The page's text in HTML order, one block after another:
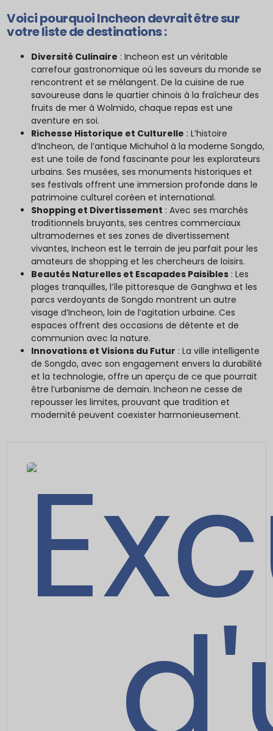
Voici pourquoi Incheon devrait être sur
votre liste de destinations :
Diversité Culinaire : Incheon est un véritable
carrefour gastronomique où les saveurs du monde se
rencontrent et se mélangent. De la cuisine de rue
savoureuse dans le quartier chinois à la fraîcheur des
fruits de mer à Wolmido, chaque repas est une
aventure en soi.
Richesse Historique et Culturelle : L’histoire
d’Incheon, de l’antique Michuhol à la moderne Songdo,
est une toile de fond fascinante pour les explorateurs
urbains. Ses musées, ses monuments historiques et
ses festivals offrent une immersion profonde dans le
patrimoine culturel coréen et international.
Shopping et Divertissement : Avec ses marchés
traditionnels bruyants, ses centres commerciaux
ultramodernes et ses zones de divertissement
vivantes, Incheon est le terrain de jeu parfait pour les
amateurs de shopping et les chercheurs de loisirs.
Beautés Naturelles et Escapades Paisibles : Les
plages tranquilles, l’île pittoresque de Ganghwa et les
parcs verdoyants de Songdo montrent un autre
visage d’Incheon, loin de l’agitation urbaine. Ces
espaces offrent des occasions de détente et de
communion avec la nature.
Innovations et Visions du Futur : La ville intelligente
de Songdo, avec son engagement envers la durabilité
et la technologie, offre un aperçu de ce que pourrait
être l’urbanisme de demain. Incheon ne cesse de
repousser les limites, prouvant que tradition et
modernité peuvent coexister harmonieusement.